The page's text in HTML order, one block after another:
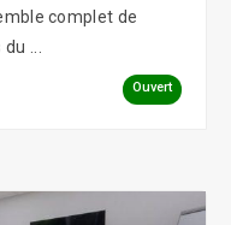
complet de
...
Ouvert